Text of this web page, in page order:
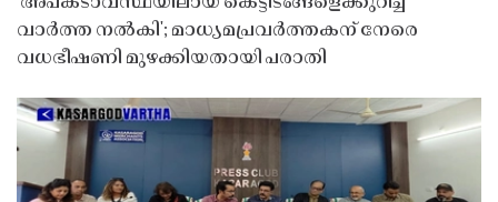
വാർത്ത നൽകി'; മാധ്യമപ്രവർത്തകന് നേരെ
വധഭീഷണി മുഴക്കിയതായി പരാതി